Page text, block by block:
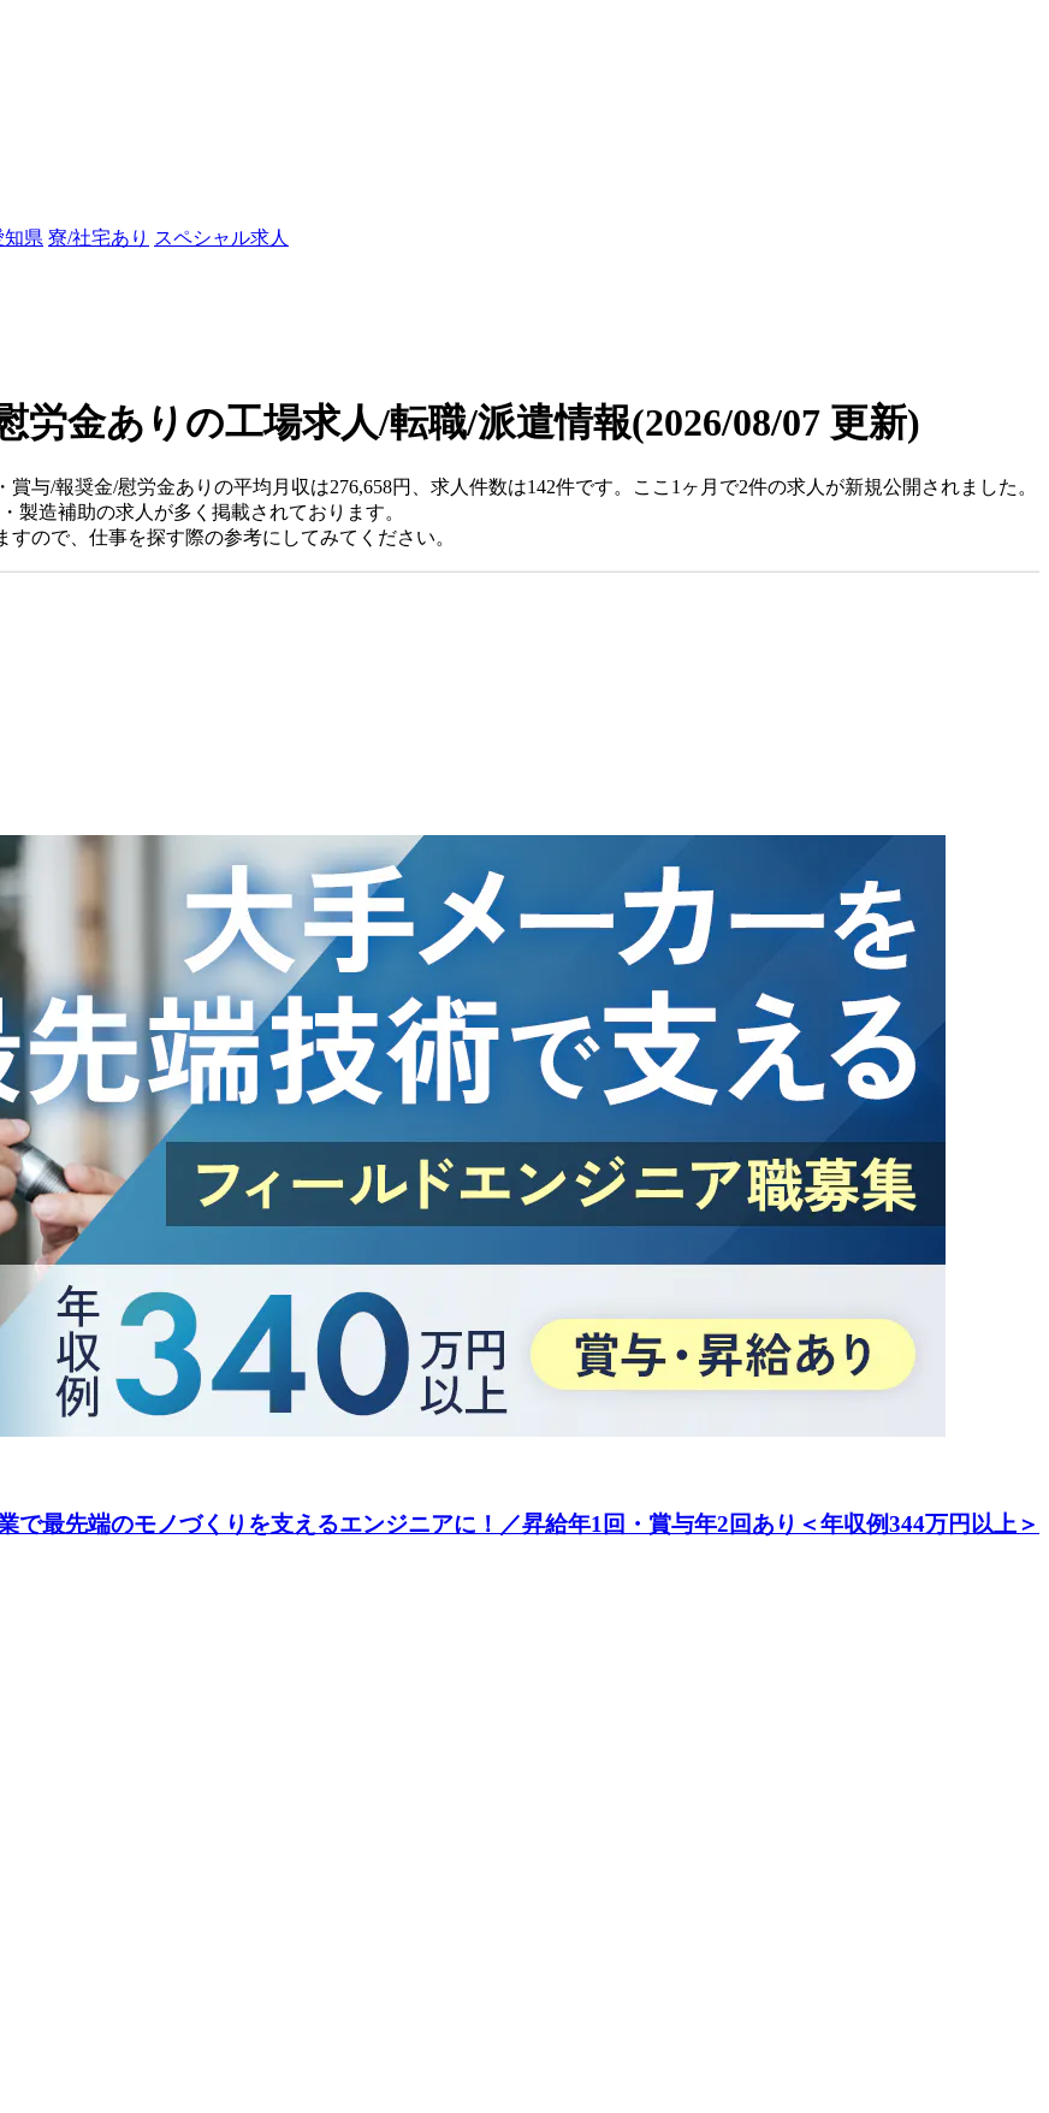
知県 寮/社宅あり スペシャル求人
労金ありの工場求人/転職/派遣情報(2026/08/07 更新)
与/報奨金/慰労金ありの平均月収は276,658円、求人件数は142件です。ここ1ヶ月で2件の求人が新規公開されました。
製造補助の求人が多く掲載されております。
ので、仕事を探す際の参考にしてみてください。
で最先端のモノづくりを支えるエンジニアに！／昇給年1回・賞与年2回あり＜年収例344万円以上＞